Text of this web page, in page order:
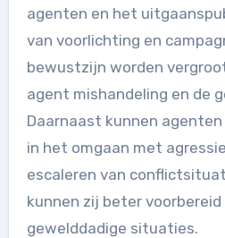
agenten en het
van voorlichting en
bewustzijn worden
agent mishandeling en de
Daarnaast kunnen
in het omgaan met
escaleren van
kunnen zij beter
gewelddadige situaties.